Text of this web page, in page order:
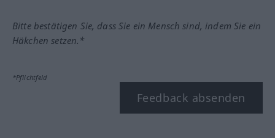
Bitte bestätigen Sie, dass Sie ein Mensch sind, indem Sie ein
Häkchen setzen.*
*Pflichtfeld
Feedback absenden